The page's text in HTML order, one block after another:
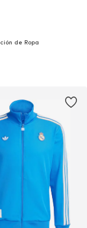
de Ropa